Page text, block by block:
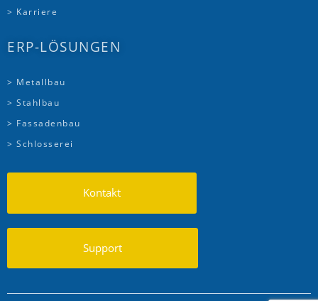
> Karriere
ERP-LÖSUNGEN
> Metallbau
> Stahlbau
> Fassadenbau
> Schlosserei
Kontakt
Support